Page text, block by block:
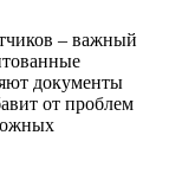
– важный
документы
от проблем